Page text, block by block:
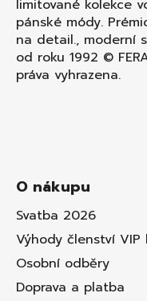
limitované kolekce
pánské módy.
na detail., moderní
od roku 1992 ©
práva vyhrazena.
O nákupu
Svatba 2026
Výhody členství VIP
Osobní odběry
Doprava a platba